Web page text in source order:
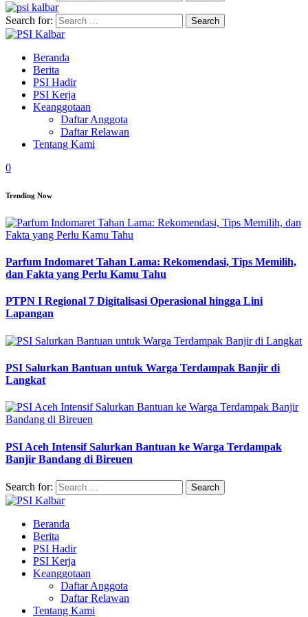
Search for:
Beranda
Berita
PSI Hadir
PSI Kerja
Keanggotaan
Daftar Anggota
Daftar Relawan
Tentang Kami
0
Trending Now
Parfum Indomaret Tahan Lama: Rekomendasi, Tips Memilih,
dan Fakta yang Perlu Kamu Tahu
PTPN I Regional 7 Digitalisasi Operasional hingga Lini
Lapangan
PSI Salurkan Bantuan untuk Warga Terdampak Banjir di
Langkat
PSI Aceh Intensif Salurkan Bantuan ke Warga Terdampak
Banjir Bandang di Bireuen
Search for:
Beranda
Berita
PSI Hadir
PSI Kerja
Keanggotaan
Daftar Anggota
Daftar Relawan
Tentang Kami